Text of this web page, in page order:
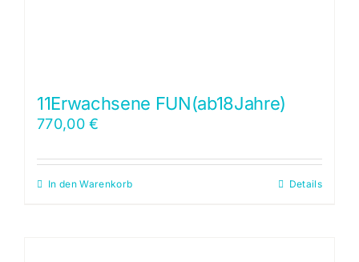
11Erwachsene FUN(ab18Jahre)
770,00€
In den Warenkorb Details